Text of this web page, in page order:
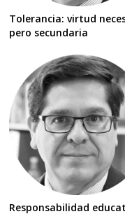
Tolerancia: virtud
pero secundaria
Responsabilidad